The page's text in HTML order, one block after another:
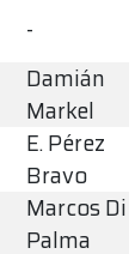
-
Damián
Markel
E. Pérez
Bravo
Marcos Di
Palma